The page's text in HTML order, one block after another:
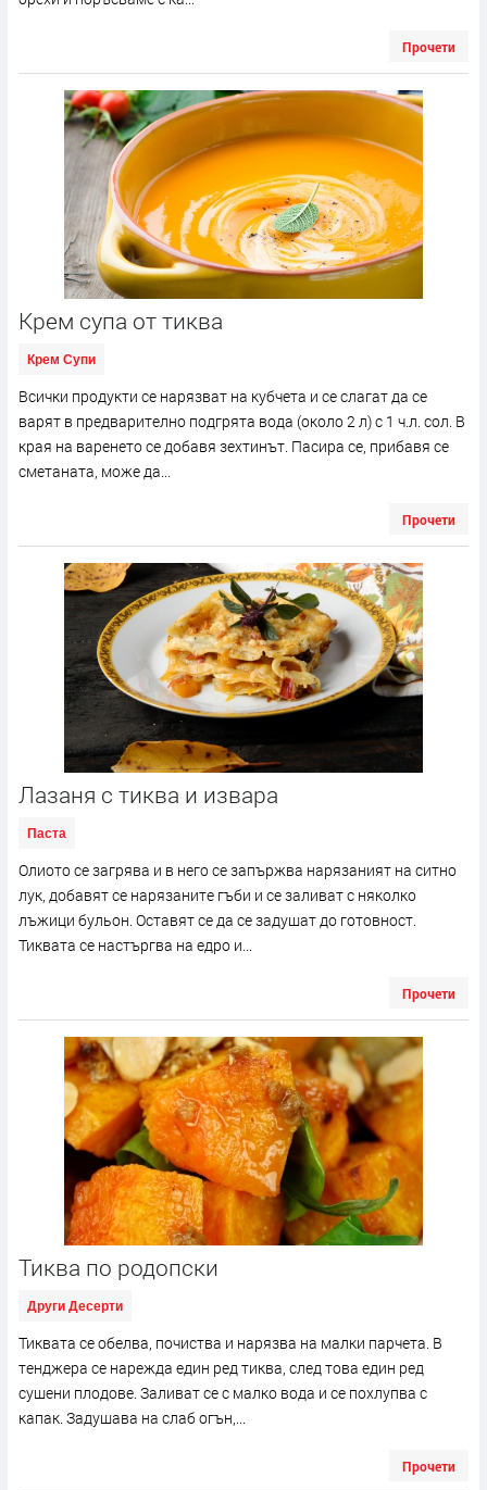
Прочети
Крем супа от тиква
Крем Супи
Всички продукти се нарязват на кубчета и се слагат да се
варят в предварително подгрята вода (около 2 л) с 1 ч.л. сол. В
края на варенето се добавя зехтинът. Пасира се, прибавя се
сметаната, може да...
Прочети
Лазаня с тиква и извара
Паста
Олиото се загрява и в него се запържва нарязаният на ситно
лук, добавят се нарязаните гъби и се заливат с няколко
лъжици бульон. Оставят се да се задушат до готовност.
Тиквата се настъргва на едро и...
Прочети
Тиква по родопски
Други Десерти
Тиквата се обелва, почиства и нарязва на малки парчета. В
тенджера се нарежда един ред тиква, след това един ред
сушени плодове. Заливат се с малко вода и се похлупва с
капак. Задушава на слаб огън,...
Прочети